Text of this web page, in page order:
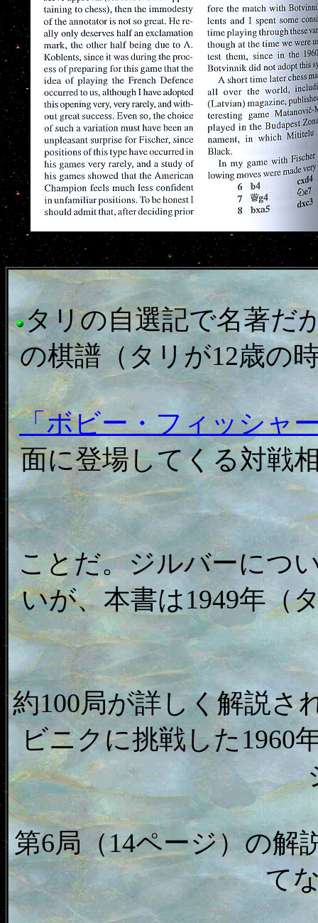
タリの自選記で名著だ
の棋譜（タリが12歳の
「ボビー・フィッシャ
面に登場してくる対戦
ことだ。ジルバーにつ
いが、本書は1949年（
約100局が詳しく解説さ
ビニクに挑戦した1960
第6局（14ページ）の解
て